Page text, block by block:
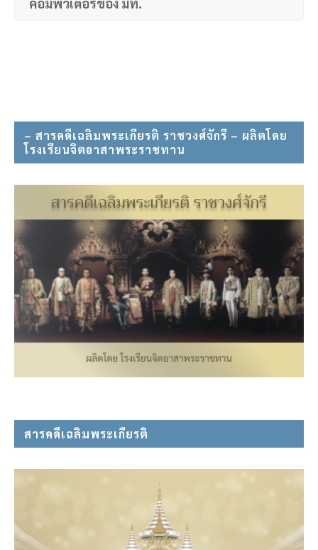
– สารคดีเฉลิมพระเกียรติ ราชวงศ์จักรี – ผลิตโดย
โรงเรียนจิตอาสาพระราชทาน
สารคดีเฉลิมพระเกียรติ